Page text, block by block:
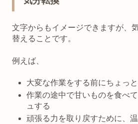
文字からもイメージできますが、
替えること です。
例えば、
大変な作業をする前にちょっ
作業の途中で甘いものを食べ
ュする
頑張る力を取り戻すために、